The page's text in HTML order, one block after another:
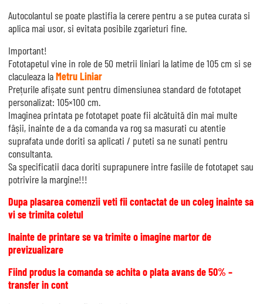
Autocolantul se poate plastifia la cerere pentru a se putea curata si
aplica mai usor, si evitata posibile zgarieturi fine.
Important!
Fototapetul vine in role de 50 metrii liniari la latime de 105 cm si se
claculeaza laMetru Liniar
Prețurile afișate sunt pentru dimensiunea standard de fototapet
personalizat: 105×100 cm.
Imaginea printata pe fototapet poate fii alcătuită din mai multe
fâșii, inainte de a da comanda va rog sa masurati cu atentie
suprafata unde doriti sa aplicati / puteti sa ne sunati pentru
consultanta.
Sa specificatii daca doriti suprapunere intre fasiile de fototapet sau
potrivire la margine!!!
Dupa plasarea comenzii veti fii contactat de un coleg inainte sa
vi se trimita coletul
Inainte de printare se va trimite o imagine martor de
previzualizare
Fiind produs la comanda se achita o plata avans de 50% –
transfer in cont